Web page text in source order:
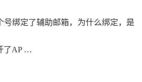
号绑定了辅助邮箱，为什么绑定，是
了AP …